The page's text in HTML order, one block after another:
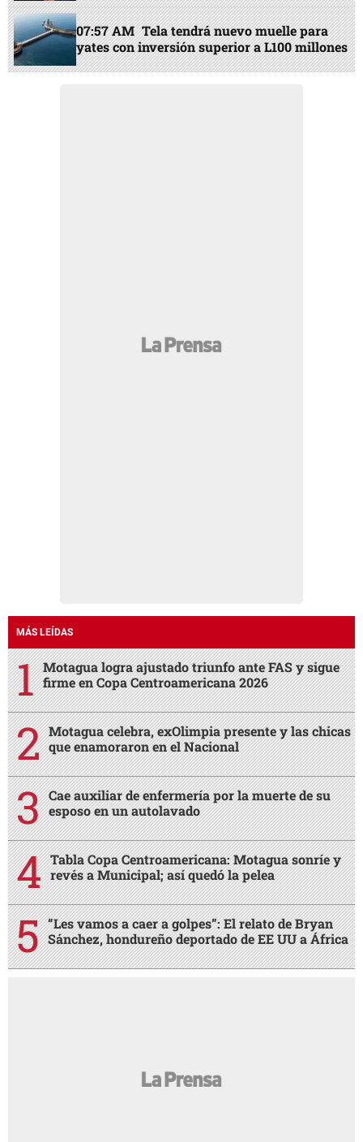
07:57 AM Tela tendrá nuevo muelle para
yates con inversión superior a L100 millones
MÁS LEÍDAS
Motagua logra ajustado triunfo ante FAS y sigue
firme en Copa Centroamericana 2026
Motagua celebra, exOlimpia presente y las chicas
que enamoraron en el Nacional
Cae auxiliar de enfermería por la muerte de su
esposo en un autolavado
Tabla Copa Centroamericana: Motagua sonríe y
revés a Municipal; así quedó la pelea
“Les vamos a caer a golpes”: El relato de Bryan
Sánchez, hondureño deportado de EE UU a África